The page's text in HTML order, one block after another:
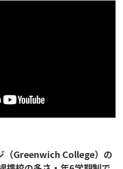
（Greenwich College）の